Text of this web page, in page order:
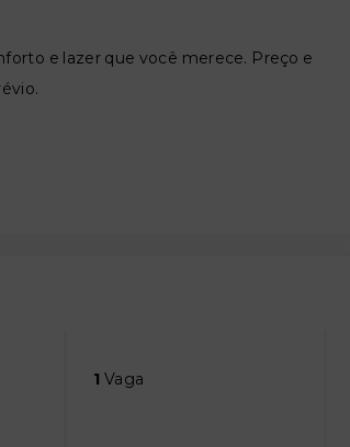
e lazer que você merece. Preço e
1 Vaga